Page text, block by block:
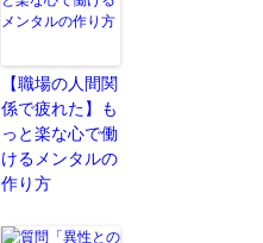
【職場の人間関
係で疲れた】も
っと楽な心で働
けるメンタルの
作り方